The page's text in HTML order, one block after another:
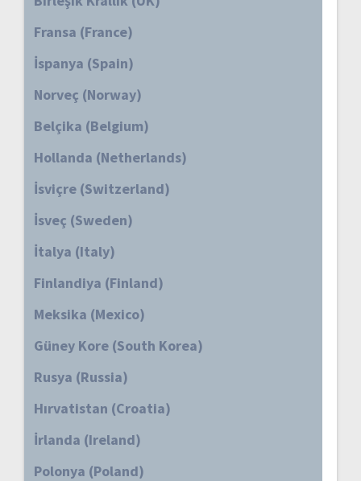
Fransa (France)
İspanya (Spain)
Norveç (Norway)
Belçika (Belgium)
Hollanda (Netherlands)
İsviçre (Switzerland)
İsveç (Sweden)
İtalya (Italy)
Finlandiya (Finland)
Meksika (Mexico)
Güney Kore (South Korea)
Rusya (Russia)
Hırvatistan (Croatia)
İrlanda (Ireland)
Polonya (Poland)